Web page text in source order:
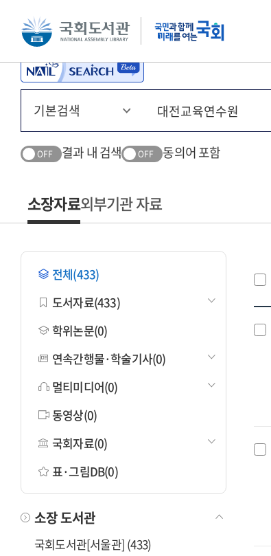
본문 바로가기 주메뉴 바로가기
OFF 결과 내 검색 OFF 동의어 포함
소장자료외부기관 자료
전체(433)
도서자료(433)
학위논문(0)
연속간행물·학술기사(0)
멀티미디어(0)
동영상(0)
국회자료(0)
표·그림DB(0)
소장 도서관
국회도서관[서울관] (433)